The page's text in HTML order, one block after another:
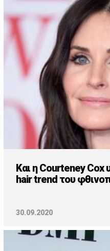
Και η Courteney Cox
hair trend του
30.09.2020